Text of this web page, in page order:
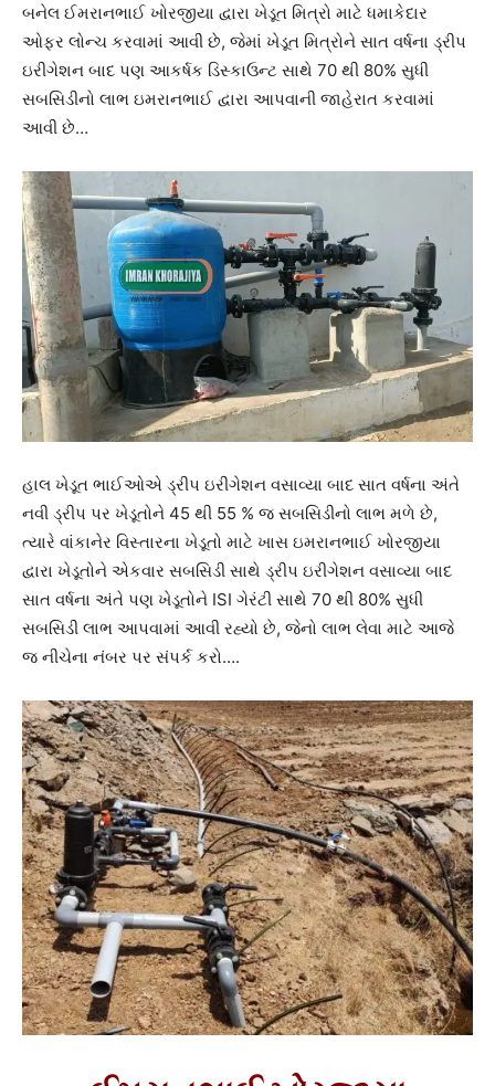
બનેલ ઈમરાનભાઈ ખોરજીયા દ્વારા ખેડૂત મિત્રો માટે ધમાકેદાર
ઓફર લોન્ચ કરવામાં આવી છે, જેમાં ખેડૂત મિત્રોને સાત વર્ષના ડ્રીપ
ઇરીગેશન બાદ પણ આકર્ષક ડિસ્કાઉન્ટ સાથે 70 થી 80% સુધી
સબસિડીનો લાભ ઇમરાનભાઈ દ્વારા આપવાની જાહેરાત કરવામાં
આવી છે…
હાલ ખેડૂત ભાઈઓએ ડ્રીપ ઇરીગેશન વસાવ્યા બાદ સાત વર્ષના અંતે
નવી ડ્રીપ પર ખેડૂતોને 45 થી 55 % જ સબસિડીનો લાભ મળે છે,
ત્યારે વાંકાનેર વિસ્તારના ખેડૂતો માટે ખાસ ઇમરાનભાઈ ખોરજીયા
દ્વારા ખેડૂતોને એકવાર સબસિડી સાથે ડ્રીપ ઇરીગેશન વસાવ્યા બાદ
સાત વર્ષના અંતે પણ ખેડૂતોને ISI ગેરંટી સાથે 70 થી 80% સુધી
સબસિડી લાભ આપવામાં આવી રહ્યો છે, જેનો લાભ લેવા માટે આજે
જ નીચેના નંબર પર સંપર્ક કરો….